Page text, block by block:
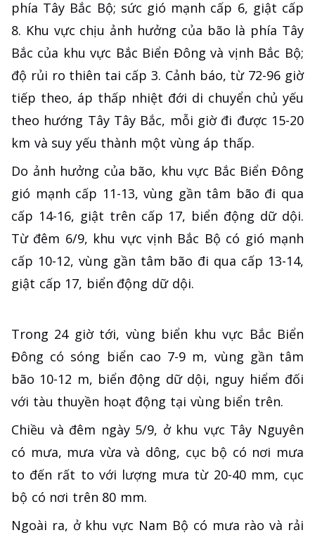
phía Tây Bắc Bộ; sức gió mạnh cấp 6, giật cấp
8. Khu vực chịu ảnh hưởng của bão là phía Tây
Bắc của khu vực Bắc Biển Đông và vịnh Bắc Bộ;
độ rủi ro thiên tai cấp 3. Cảnh báo, từ 72-96 giờ
tiếp theo, áp thấp nhiệt đới di chuyển chủ yếu
theo hướng Tây Tây Bắc, mỗi giờ đi được 15-20
km và suy yếu thành một vùng áp thấp.
Do ảnh hưởng của bão, khu vực Bắc Biển Đông
gió mạnh cấp 11-13, vùng gần tâm bão đi qua
cấp 14-16, giật trên cấp 17, biển động dữ dội.
Từ đêm 6/9, khu vực vịnh Bắc Bộ có gió mạnh
cấp 10-12, vùng gần tâm bão đi qua cấp 13-14,
giật cấp 17, biển động dữ dội.
Trong 24 giờ tới, vùng biển khu vực Bắc Biển
Đông có sóng biển cao 7-9 m, vùng gần tâm
bão 10-12 m, biển động dữ dội, nguy hiểm đối
với tàu thuyền hoạt động tại vùng biển trên.
Chiều và đêm ngày 5/9, ở khu vực Tây Nguyên
có mưa, mưa vừa và dông, cục bộ có nơi mưa
to đến rất to với lượng mưa từ 20-40 mm, cục
bộ có nơi trên 80 mm.
Ngoài ra, ở khu vực Nam Bộ có mưa rào và rải